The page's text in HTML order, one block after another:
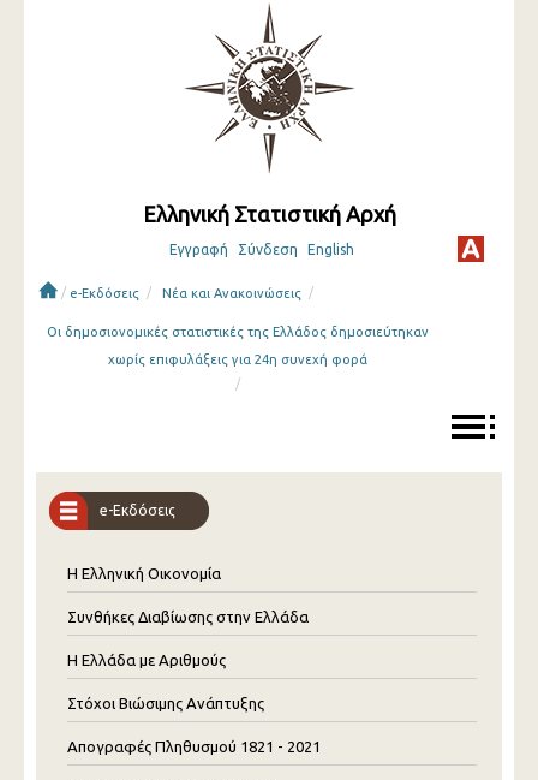
Ελληνική Στατιστική Αρχή
Εγγραφή Σύνδεση English
/ e-Εκδόσεις / Νέα και Ανακοινώσεις /
Οι δημοσιονομικές στατιστικές της Ελλάδος δημοσιεύτηκαν
χωρίς επιφυλάξεις για 24η συνεχή φορά
/
e-Εκδόσεις
Η Ελληνική Οικονομία
Συνθήκες Διαβίωσης στην Ελλάδα
Η Ελλάδα με Αριθμούς
Στόχοι Βιώσιμης Ανάπτυξης
Απογραφές Πληθυσμού 1821 - 2021